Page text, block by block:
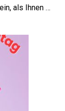
als Ihnen …